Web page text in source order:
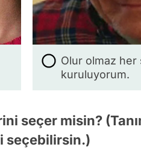
Olur olmaz her
kuruluyorum.
seçer misin?
seçebilirsin.)